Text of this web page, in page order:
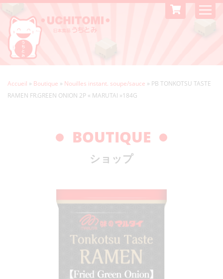
Accueil » Boutique » Nouilles instant. soupe/sauce » PB TONKOTSU TASTE
RAMEN FR.GREEN ONION 2P « MARUTAI »184G
BOUTIQUE
ショップ